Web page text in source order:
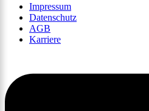
Impressum
Datenschutz
AGB
Karriere